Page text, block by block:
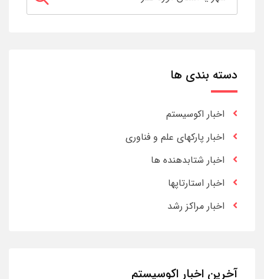
دسته بندی ها
اخبار اکوسیستم
اخبار پارکهای علم و فناوری
اخبار شتابدهنده ها
اخبار استارتاپها
اخبار مراکز رشد
آخرین اخبار اکوسیستم